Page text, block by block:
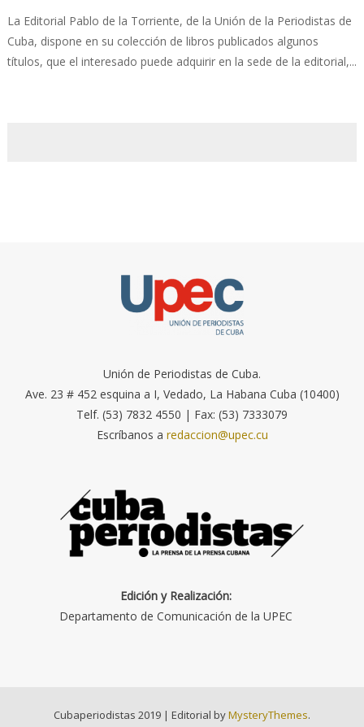
La Editorial Pablo de la Torriente, de la Unión de la Periodistas de
Cuba, dispone en su colección de libros publicados algunos
títulos, que el interesado puede adquirir en la sede de la editorial,...
Unión de Periodistas de Cuba.
Ave. 23 # 452 esquina a I, Vedado, La Habana Cuba (10400)
Telf. (53) 7832 4550 | Fax: (53) 7333079
Escríbanos a redaccion@upec.cu
Edición y Realización:
Departamento de Comunicación de la UPEC
Cubaperiodistas 2019 | Editorial byMysteryThemes.